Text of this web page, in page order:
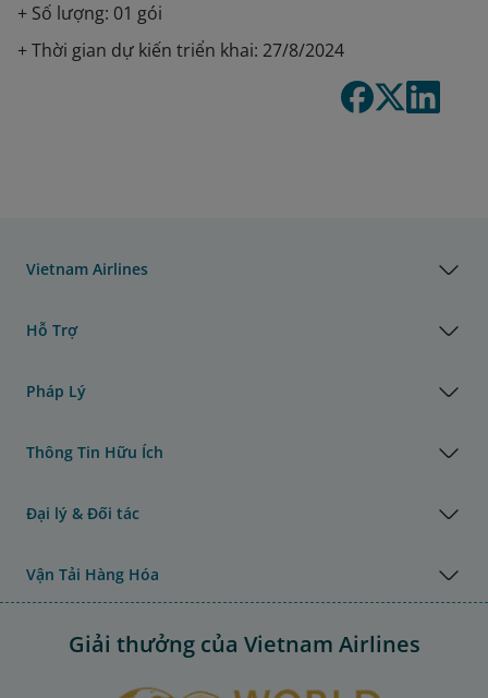
+ Số lượng: 01 gói
+ Thời gian dự kiến triển khai: 27/8/2024
Vietnam Airlines
Hỗ Trợ
Pháp Lý
Thông Tin Hữu Ích
Đại lý & Đối tác
Vận Tải Hàng Hóa
Giải thưởng của Vietnam Airlines